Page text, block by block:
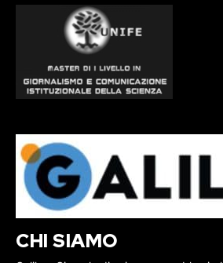
CHI SIAMO